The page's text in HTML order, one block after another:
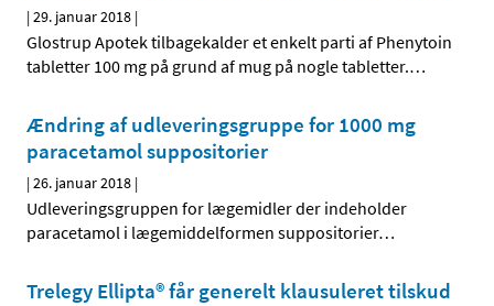
|29. januar 2018 |
Glostrup Apotek tilbagekalder et enkelt parti af Phenytoin
tabletter 100 mg på grund af mug på nogle tabletter.…
Ændring af udleveringsgruppe for 1000 mg
paracetamol suppositorier
|26. januar 2018 |
Udleveringsgruppen for lægemidler der indeholder
paracetamol i lægemiddelformen suppositorier…
Trelegy Ellipta® får generelt klausuleret tilskud